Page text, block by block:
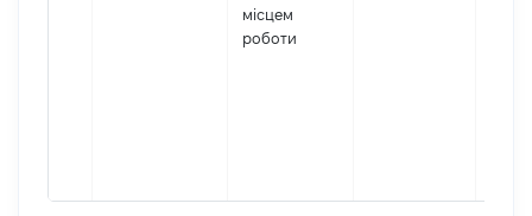
місцем
роботи